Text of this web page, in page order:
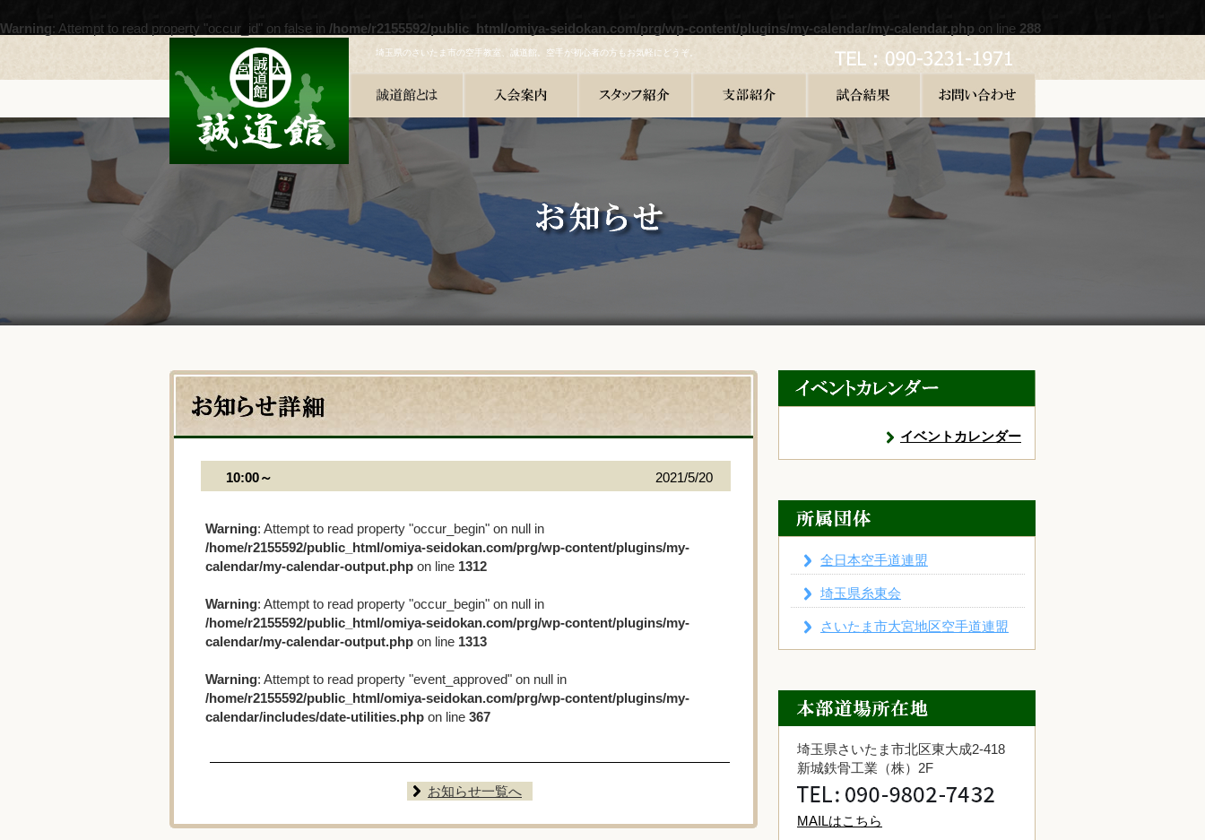
Warning: Attempt to read property "occur_id" on false in /home/r2155592/public_html/omiya-seidokan.com/prg/wp-content/plugins/my-calendar/my-calendar.php on line 288
埼玉県のさいたま市の空手教室、誠道館。空手が初心者の方もお気軽にどうぞ。
10:00～ 2021/5/20
Warning: Attempt to read property "occur_begin" on null in
/home/r2155592/public_html/omiya-seidokan.com/prg/wp-content/plugins/my-
calendar/my-calendar-output.php on line 1312
Warning: Attempt to read property "occur_begin" on null in
/home/r2155592/public_html/omiya-seidokan.com/prg/wp-content/plugins/my-
calendar/my-calendar-output.php on line 1313
Warning: Attempt to read property "event_approved" on null in
/home/r2155592/public_html/omiya-seidokan.com/prg/wp-content/plugins/my-
calendar/includes/date-utilities.php on line 367
お知らせ一覧へ
イベントカレンダー
全日本空手道連盟
埼玉県糸東会
さいたま市大宮地区空手道連盟
埼玉県さいたま市北区東大成2-418
新城鉄骨工業（株）2F
MAILはこちら